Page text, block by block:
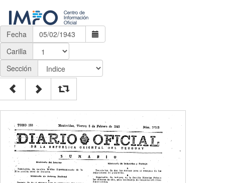
Fecha
Carilla
Sección